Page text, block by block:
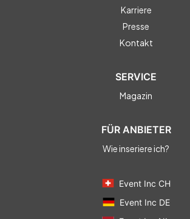
Karriere
Presse
Kontakt
SERVICE
Magazin
FÜR ANBIETER
Wie inseriere ich?
Event Inc CH
Event Inc DE